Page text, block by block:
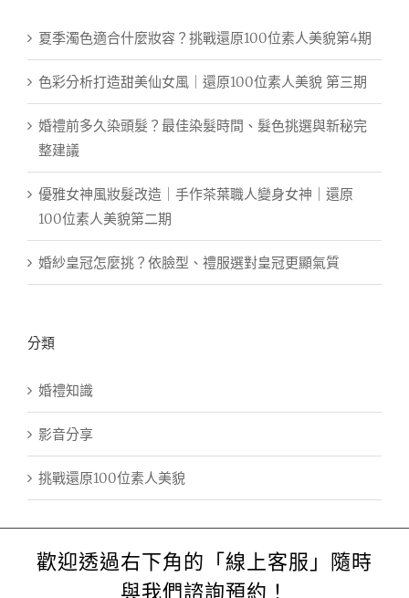
夏季濁色適合什麼妝容？挑戰還原100位素人美貌第4期
色彩分析打造甜美仙女風｜還原100位素人美貌 第三期
婚禮前多久染頭髮？最佳染髮時間、髮色挑選與新秘完
整建議
優雅女神風妝髮改造｜手作茶葉職人變身女神｜還原
100位素人美貌第二期
婚紗皇冠怎麼挑？依臉型、禮服選對皇冠更顯氣質
分類
婚禮知識
影音分享
挑戰還原100位素人美貌
歡迎透過右下角的「線上客服」隨時
與我們諮詢預約！